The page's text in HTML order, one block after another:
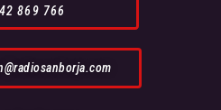
869 766